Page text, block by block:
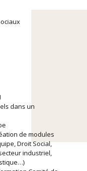
dans un
de modules
Droit Social,
industriel,